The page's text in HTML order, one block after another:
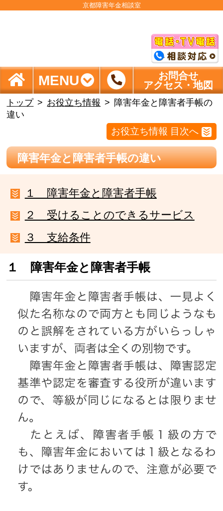
京都障害年金相談室
MENU
お問合せ
アクセス・地図
トップ お役立ち情報
障害年金と障害者手帳の
違い
お役立ち情報 目次へ
障害年金と障害者手帳の違い
１ 障害年金と障害者手帳
２ 受けることのできるサービス
３ 支給条件
１ 障害年金と障害者手帳